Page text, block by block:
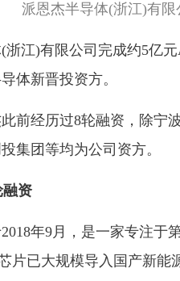
派恩杰半导体(浙江)有限
江)有限公司完成约5亿
体新晋投资方。
经历过8轮融资，除宁
集团等均为公司资方。
融资
年9月，是一家专注于
片已大规模导入国产新